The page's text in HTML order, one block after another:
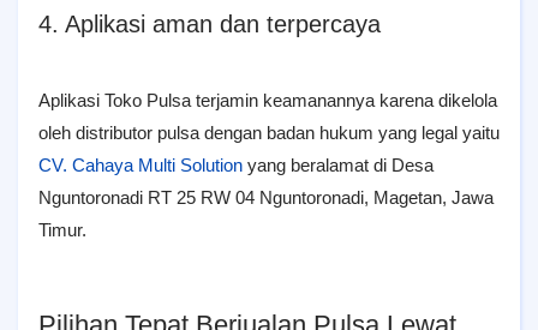
4. Aplikasi aman dan terpercaya
Aplikasi Toko Pulsa terjamin keamanannya karena dikelola
oleh distributor pulsa dengan badan hukum yang legal yaitu
CV. Cahaya Multi Solution yang beralamat di Desa
Nguntoronadi RT 25 RW 04 Nguntoronadi, Magetan, Jawa
Timur.